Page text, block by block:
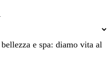
e spa: diamo vita al